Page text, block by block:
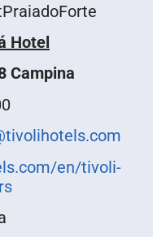
Hotel
Campina
en/tivoli-